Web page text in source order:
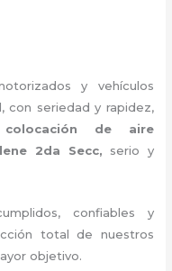
y vehículos
con seriedad y rapidez,
colocación de aire
2da Secc, serio y
confiables y
total de nuestros
objetivo.